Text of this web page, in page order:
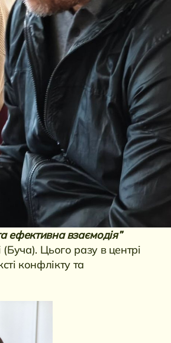
ефективна взаємодія”
Цього разу в центрі
конфлікту та